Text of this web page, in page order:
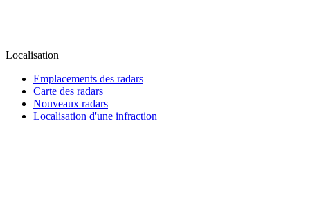
Localisation
Emplacements des radars
Carte des radars
Nouveaux radars
Localisation d'une infraction